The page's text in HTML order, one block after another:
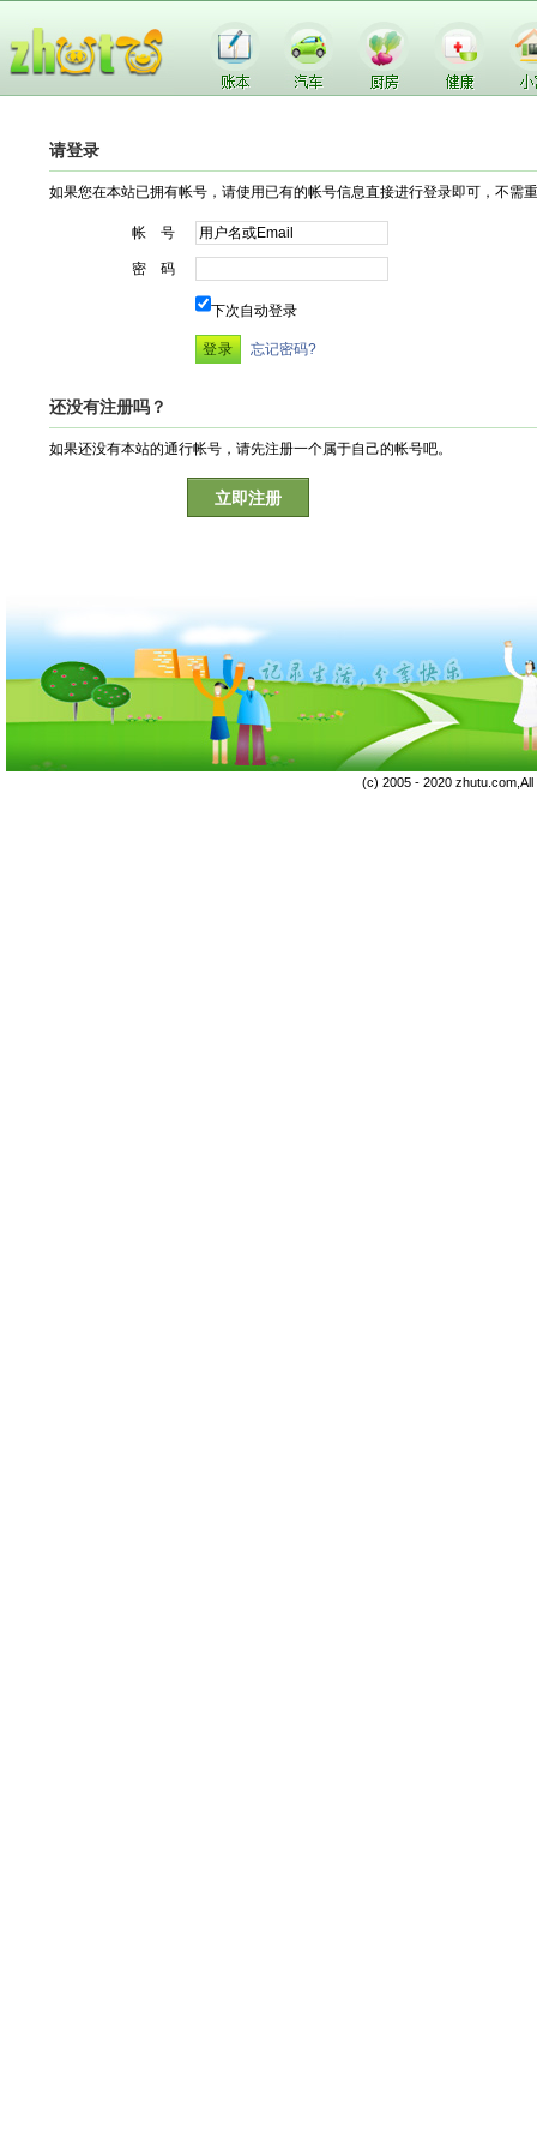
请登录
如果您在本站已拥有帐号，请使用已有的帐号信息直接进行登录即可，不需
帐 号
密 码
下次自动登录
忘记密码?
还没有注册吗？
如果还没有本站的通行帐号，请先注册一个属于自己的帐号吧。
立即注册
(c) 2005 - 2020